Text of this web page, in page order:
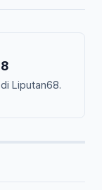
Liputan68.